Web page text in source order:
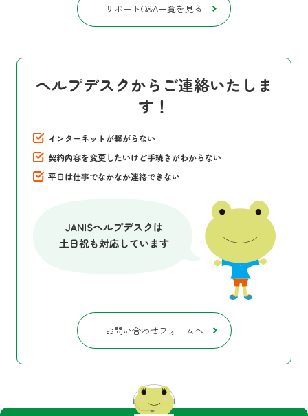
サポートQ&A一覧を見る
ヘルプデスクからご連絡いたしま
す！
インターネットが繋がらない
契約内容を変更したいけど手続きがわからない
平日は仕事でなかなか連絡できない
お問い合わせフォームへ